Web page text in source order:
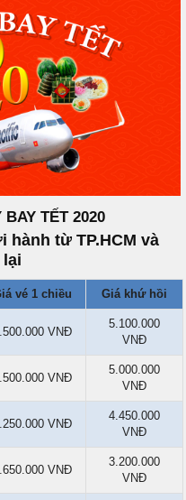
TẾT 2020
hành từ TP.HCM và
vé 1 chiều Giá khứ hồi
VNĐ
5.100.000
VNĐ
VNĐ
5.000.000
VNĐ
VNĐ
4.450.000
VNĐ
VNĐ
3.200.000
VNĐ